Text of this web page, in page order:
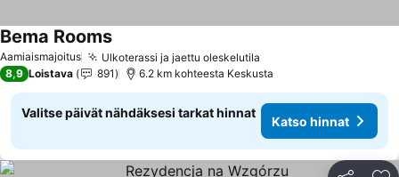
Aamiaismajoitus Ulkoterassi ja jaettu oleskelutila
Bema Rooms
8,9 Loistava 891 6.2 km kohteesta Keskusta
Valitse päivät nähdäksesi tarkat hinnat
Katso hinnat